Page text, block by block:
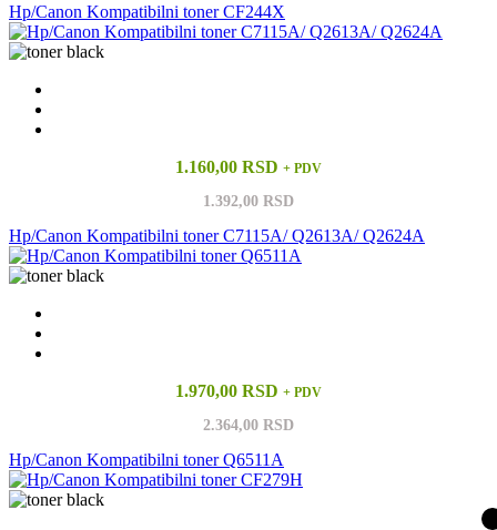
Hp/Canon Kompatibilni toner CF244X
1.160,00 RSD + PDV
1.392,00 RSD
Hp/Canon Kompatibilni toner C7115A/ Q2613A/ Q2624A
1.970,00 RSD + PDV
2.364,00 RSD
Hp/Canon Kompatibilni toner Q6511A